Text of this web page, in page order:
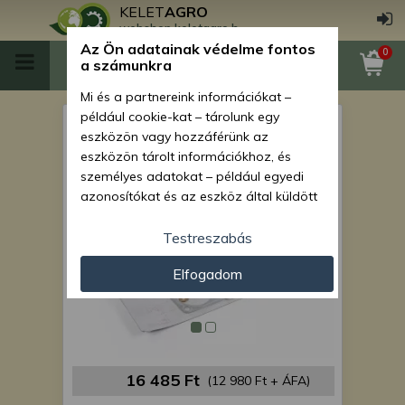
KELETAGRO
webshop.keletagro.hu
0
Force 110 Ex tömítőkészlet
16 485 Ft (12 980 Ft + ÁFA)
Az Ön adatainak védelme fontos
a számunkra
Mi és a partnereink információkat –
például cookie-kat – tárolunk egy
eszközön vagy hozzáférünk az
eszközön tárolt információkhoz, és
személyes adatokat – például egyedi
azonosítókat és az eszköz által küldött
személyre szabott hirdetések és
tartalom nyújtásához, hirdetés- és
tartalomméréshez, nézettségi adatok
gyűjtéséhez, valamint termékek
kifejlesztéséhez és a termékek
javításához. Az Ön engedélyével mi és a
módszerrel szerzett pontos geolokációs
Testreszabás
Elfogadom